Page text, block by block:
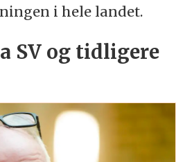
i hele landet.
SV og tidligere